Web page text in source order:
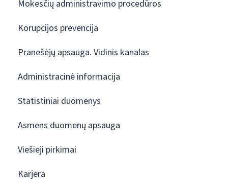
Mokesčių administravimo procedūros
Korupcijos prevencija
Pranešėjų apsauga. Vidinis kanalas
Administracinė informacija
Statistiniai duomenys
Asmens duomenų apsauga
Viešieji pirkimai
Karjera